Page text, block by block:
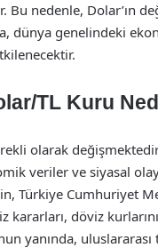
nedenle, Dolar’ın
dünya genelindeki
TL Kuru
olarak
veriler ve siyasal
Türkiye Cumhuriyet
kararları, döviz
yanında, uluslararası